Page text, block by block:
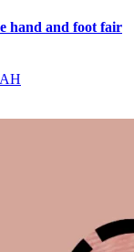
hand and foot fair